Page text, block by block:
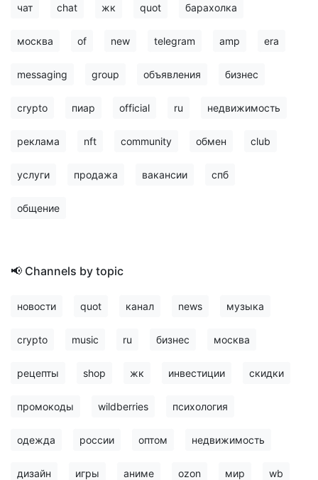
чат chat жк quot барахолка
москва of new telegram amp era
messaging group объявления бизнес
crypto пиар official ru недвижимость
реклама nft community обмен club
услуги продажа вакансии спб
общение
📢 Channels by topic
новости quot канал news музыка
crypto music ru бизнес москва
рецепты shop жк инвестиции скидки
промокоды wildberries психология
одежда россии оптом недвижимость
дизайн игры аниме ozon мир wb